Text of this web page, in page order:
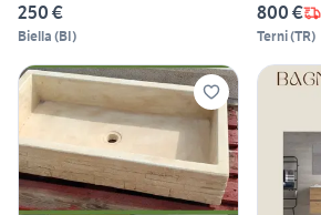
250 €
Biella (BI)
800 €
Terni(TR)